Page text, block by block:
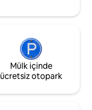
Mülk içinde
ücretsiz otopark